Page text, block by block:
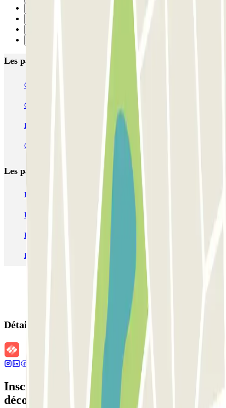
Les parkings les mieux notés à Florence
Garage Verdi Garage Lungarno Garage del Bargello
Garage Florentia Garage Tornabuoni Garage Michelangelo
Firparking - Shuttle - Aeroporto di Firenze Peretola
Garage San Zanobi Garage Sant'Orsola
Les parkings les plus réservés
Parking Paris Parking Gare de Lyon
Parking Charles de Gaulle - Roissy Aeroport
Parking Aéroport Roland Garros La Réunion P4 Longue Durée
Parking Aéroport Barcelone Parking Aéroport Beauvais
Détails de la réservation
Inscrivez-vous à notre newsletter et
découvrez des réductions, des concours et